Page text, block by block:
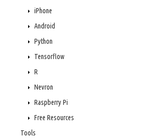
iPhone
Android
Python
Tensorflow
R
Nevron
Raspberry Pi
Free Resources
Tools